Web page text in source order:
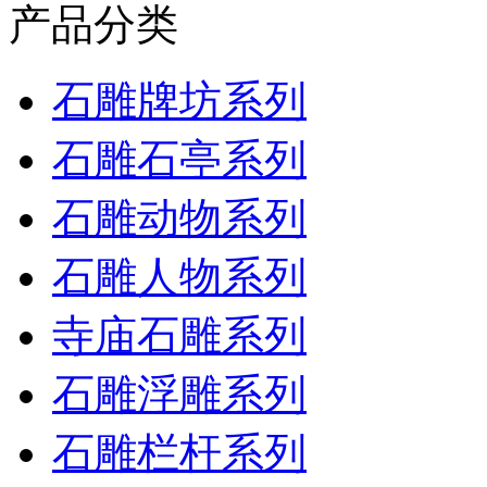
产品分类
石雕牌坊系列
石雕石亭系列
石雕动物系列
石雕人物系列
寺庙石雕系列
石雕浮雕系列
石雕栏杆系列